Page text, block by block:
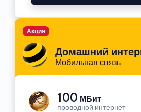
Домашний
Мобильная связь
Акция
100 МБит
проводной интернет